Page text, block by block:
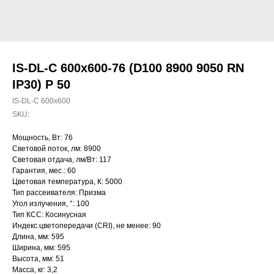
IS-DL-C 600x600-76 (D100 8900 9050 RN
IP30) P 50
IS-DL-C 600x600
SKU:
Мощность, Вт: 76
Световой поток, лм: 8900
Световая отдача, лм/Вт: 117
Гарантия, мес.: 60
Цветовая температура, К: 5000
Тип рассеивателя: Призма
Угол излучения, °: 100
Тип КСС: Косинусная
Индекс цветопередачи (CRI), не менее: 90
Длина, мм: 595
Ширина, мм: 595
Высота, мм: 51
Масса, кг: 3,2